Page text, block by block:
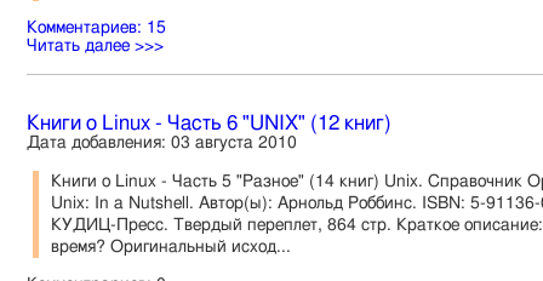
Комментариев: 15
Читать далее >>>
Книги о Linux - Часть 6 "UNIX" (12 книг)
Дата добавления: 03 августа 2010
Книги о Linux - Часть 5 "Разное" (14 книг) Unix. Справочник
Unix: In a Nutshell. Автор(ы): Арнольд Роббинс. ISBN: 5-91136-
КУДИЦ-Пресс. Твердый переплет, 864 стр. Краткое
время? Оригинальный исход...